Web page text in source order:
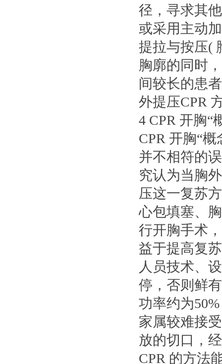
径，寻求其
或采用主动
提拉与按压(
胸廓的同时
间较长的患
外提压CPR
4 CPR 开胸“
CPR 开胸“
并不相符的
究认为当胸
压这一复苏
心包填塞、
行开胸手术
益于提高复
人员技术、
停，否则鲜
功率约为
家属较难接
放的切口，
CPR 的方法